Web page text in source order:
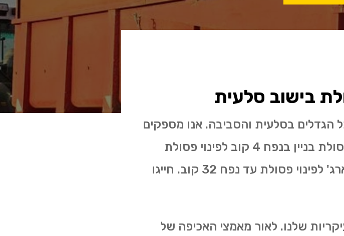
בישוב סלעית
הגדלים בסלעית והסביבה. אנו מספקים
שירות לכל גודל עבודה החל מעגלות פסולת בניין בנפח 4 קוב לפינוי פסולת
בניין ושיפוצים ועד מכולות אקסטרה לארג' לפינוי פסולת עד נפח 32 קוב. חייגו
שלנו. לאור מאמצי האכיפה של